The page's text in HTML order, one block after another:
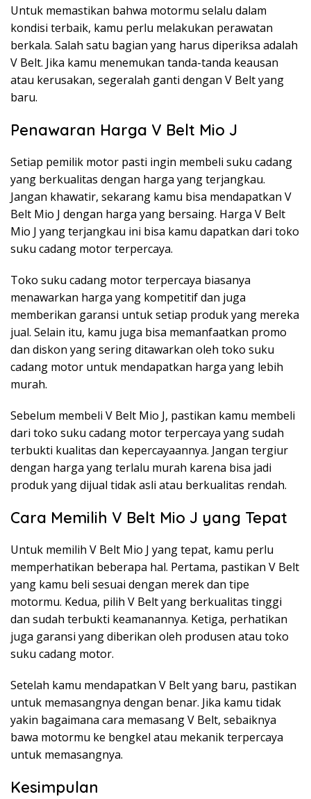
Untuk memastikan bahwa motormu selalu dalam
kondisi terbaik, kamu perlu melakukan perawatan
berkala. Salah satu bagian yang harus diperiksa adalah
V Belt. Jika kamu menemukan tanda-tanda keausan
atau kerusakan, segeralah ganti dengan V Belt yang
baru.
Penawaran Harga V Belt Mio J
Setiap pemilik motor pasti ingin membeli suku cadang
yang berkualitas dengan harga yang terjangkau.
Jangan khawatir, sekarang kamu bisa mendapatkan V
Belt Mio J dengan harga yang bersaing. Harga V Belt
Mio J yang terjangkau ini bisa kamu dapatkan dari toko
suku cadang motor terpercaya.
Toko suku cadang motor terpercaya biasanya
menawarkan harga yang kompetitif dan juga
memberikan garansi untuk setiap produk yang mereka
jual. Selain itu, kamu juga bisa memanfaatkan promo
dan diskon yang sering ditawarkan oleh toko suku
cadang motor untuk mendapatkan harga yang lebih
murah.
Sebelum membeli V Belt Mio J, pastikan kamu membeli
dari toko suku cadang motor terpercaya yang sudah
terbukti kualitas dan kepercayaannya. Jangan tergiur
dengan harga yang terlalu murah karena bisa jadi
produk yang dijual tidak asli atau berkualitas rendah.
Cara Memilih V Belt Mio J yang Tepat
Untuk memilih V Belt Mio J yang tepat, kamu perlu
memperhatikan beberapa hal. Pertama, pastikan V Belt
yang kamu beli sesuai dengan merek dan tipe
motormu. Kedua, pilih V Belt yang berkualitas tinggi
dan sudah terbukti keamanannya. Ketiga, perhatikan
juga garansi yang diberikan oleh produsen atau toko
suku cadang motor.
Setelah kamu mendapatkan V Belt yang baru, pastikan
untuk memasangnya dengan benar. Jika kamu tidak
yakin bagaimana cara memasang V Belt, sebaiknya
bawa motormu ke bengkel atau mekanik terpercaya
untuk memasangnya.
Kesimpulan